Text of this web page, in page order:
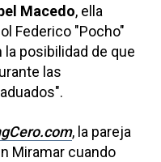
Macedo, ella
Federico "Pocho"
la posibilidad de que
las
, la pareja
Miramar cuando